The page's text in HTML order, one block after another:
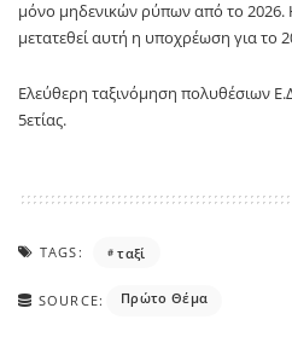
μόνο μηδενικών ρύπων από το 2026.
μετατεθεί αυτή η υποχρέωση για το
Ελεύθερη ταξινόμηση πολυθέσιων
5ετίας.
TAGS: ταξί
SOURCE: Πρώτο Θέμα